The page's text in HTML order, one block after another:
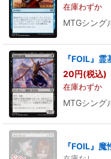
在庫わずか
MTGシング
『FOIL』
20円(税込)
在庫わずか
MTGシング
『FOIL』